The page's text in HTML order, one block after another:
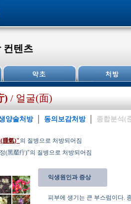
컨텐츠
) / 얼굴(面)
양술처방 동의보감처방 종합분석(
腫氣)"의 질병으로 처방되어짐
(黑靨疔)"의 질병으로 처방되어짐
익생원인과 증상
피부에 생기는 큰 부스럼이다.